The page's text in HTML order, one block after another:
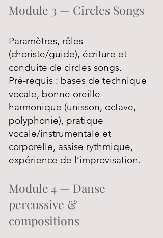
Module 3 — Circles Songs
Paramètres, rôles
(choriste/guide), écriture et
conduite de circles songs.
Pré-requis : bases de technique
vocale, bonne oreille
harmonique (unisson, octave,
polyphonie), pratique
vocale/instrumentale et
corporelle, assise rythmique,
expérience de l’improvisation.
Module 4 — Danse
percussive &
compositions